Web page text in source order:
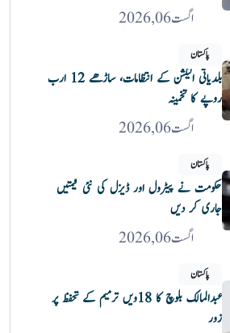
اگست 06, 2026
پاکستان
بلدیاتی الیکشن کے انتظامات، ساڑھے 12 ارب
روپے کا تخمینہ
اگست 06, 2026
پاکستان
حکومت نے پیٹرول اور ڈیزل کی نئی قیمتیں
جاری کر دیں
اگست 06, 2026
پاکستان
عبدالمالک بلوچ کا 18ویں ترمیم کے تحفظ پر
زور